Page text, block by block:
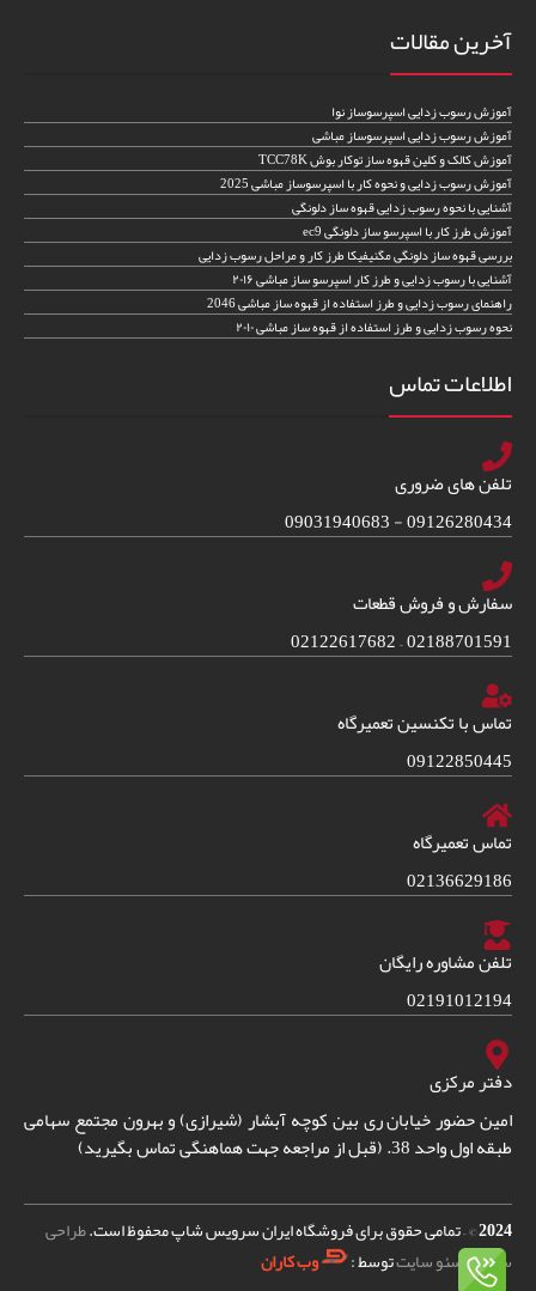
آخرین مقالات
آموزش رسوب زدایی اسپرسوساز نوا
آموزش رسوب زدایی اسپرسوساز مباشی
آموزش کالک و کلین قهوه ساز توکار بوش TCC78K
آموزش رسوب زدایی و نحوه کار با اسپرسوساز مباشی 2025
آشنایی با نحوه رسوب زدایی قهوه ساز دلونگی
آموزش طرز کار با اسپرسو ساز دلونگی ec9
بررسی قهوه ساز دلونگی مگنیفیکا طرز کار و مراحل رسوب زدایی
آشنایی با رسوب زدایی و طرز کار اسپرسو ساز مباشی ۲۰۱۶
راهنمای رسوب زدایی و طرز استفاده از قهوه ساز مباشی 2046
نحوه رسوب زدایی و طرز استفاده از قهوه ساز مباشی ۲۰۱۰
اطلاعات تماس
تلفن های ضروری
09126280434 - 09031940683
سفارش و فروش قطعات
02188701591 – 02122617682
تماس با تکنسین تعمیرگاه
09122850445
تماس تعمیرگاه
02136629186
تلفن مشاوره رایگان
02191012194
دفتر مرکزی
امین حضور خیابان ری بین کوچه آبشار (شیرازی) و بهرون مجتمع سهامی
طبقه اول واحد 38. (قبل از مراجعه جهت هماهنگی تماس بگیرید)
2024© – تمامی حقوق برای فروشگاه ایران سرویس شاپ محفوظ است.طراحی
سایتوسئو سایتتوسط : وب کاران